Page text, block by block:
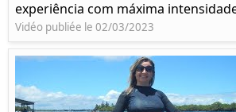
experiência com máxima
Vidéo publiée le 02/03/2023